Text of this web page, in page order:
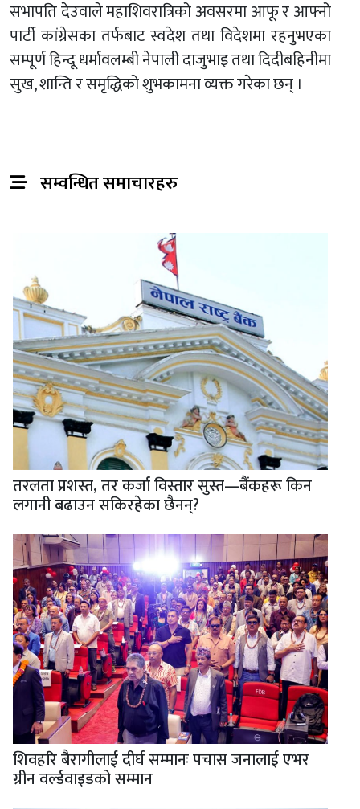
सभापति देउवाले महाशिवरात्रिको अवसरमा आफू र आफ्नो
पार्टी कांग्रेसका तर्फबाट स्वदेश तथा विदेशमा रहनुभएका
सम्पूर्ण हिन्दू धर्मावलम्बी नेपाली दाजुभाइ तथा दिदीबहिनीमा
सुख, शान्ति र समृद्धिको शुभकामना व्यक्त गरेका छन् ।
सम्वन्धित समाचारहरु
तरलता प्रशस्त, तर कर्जा विस्तार सुस्त—बैंकहरू किन
लगानी बढाउन सकिरहेका छैनन्?
शिवहरि बैरागीलाई दीर्घ सम्मानः पचास जनालाई एभर
ग्रीन वर्ल्डवाइडको सम्मान